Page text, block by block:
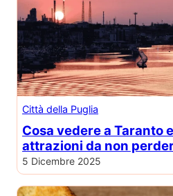
Città della Puglia
Cosa vedere a Taranto
attrazioni da non
solo mezza giornata
5 Dicembre 2025